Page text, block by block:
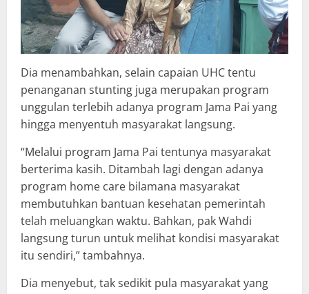
Dia menambahkan, selain capaian UHC tentu
penanganan stunting juga merupakan program
unggulan terlebih adanya program Jama Pai yang
hingga menyentuh masyarakat langsung.
“Melalui program Jama Pai tentunya masyarakat
berterima kasih. Ditambah lagi dengan adanya
program home care bilamana masyarakat
membutuhkan bantuan kesehatan pemerintah
telah meluangkan waktu. Bahkan, pak Wahdi
langsung turun untuk melihat kondisi masyarakat
itu sendiri,” tambahnya.
Dia menyebut, tak sedikit pula masyarakat yang